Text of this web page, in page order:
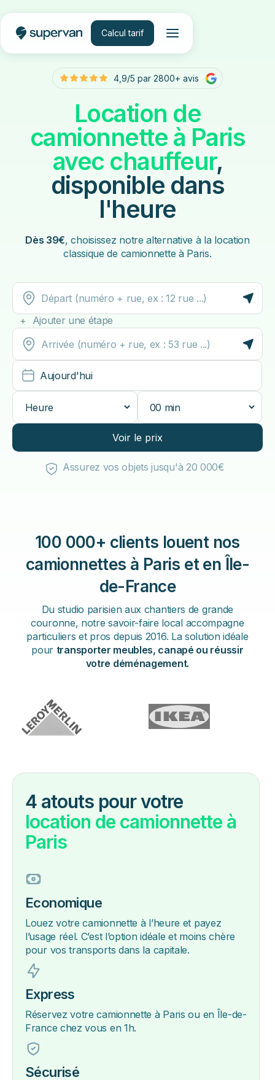
Calcul tarif
4,9/5 par 2800+ avis
Location de
camionnette à Paris
avec chauffeur,
disponible dans
l'heure
Dès 39€, choisissez notre alternative à la location
classique de camionnette à Paris.
+ Ajouter une étape
Aujourd'hui
Voir le prix
Assurez vos objets jusqu'à 20 000€
100 000+ clients louent nos
camionnettes à Paris et en Île-
de-France
Du studio parisien aux chantiers de grande
couronne, notre savoir-faire local accompagne
particuliers et pros depuis 2016. La solution idéale
pour transporter meubles, canapé ou réussir
votre déménagement.
4 atouts pour votre
location de camionnette à
Paris
Economique
Louez votre camionnette à l’heure et payez
l’usage réel. C’est l’option idéale et moins chère
pour vos transports dans la capitale.
Express
Réservez votre camionnette à Paris ou en Île-de-
France chez vous en 1h.
Sécurisé